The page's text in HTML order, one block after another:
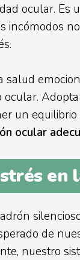
ocular. Es
incómodos
salud
ocular.
un
ocular
en
de
nuestro